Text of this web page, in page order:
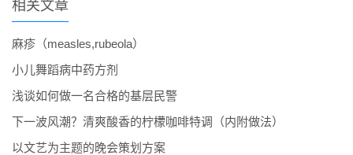
相关文章
麻疹（measles,rubeola）
小儿舞蹈病中药方剂
浅谈如何做一名合格的基层民警
下一波风潮？清爽酸香的柠檬咖啡特调（内附做法）
以文艺为主题的晚会策划方案